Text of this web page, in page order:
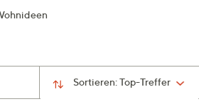
Sortieren:Top-Treffer